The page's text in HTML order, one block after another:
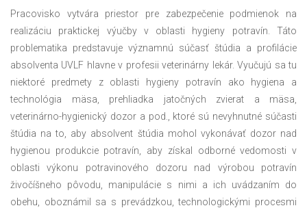
Pracovisko vytvára priestor pre zabezpečenie podmienok na
realizáciu praktickej výučby v oblasti hygieny potravín. Táto
problematika predstavuje významnú súčasť štúdia a profilácie
absolventa UVLF hlavne v profesii veterinárny lekár. Vyučujú sa tu
niektoré predmety z oblasti hygieny potravín ako hygiena a
technológia mäsa, prehliadka jatočných zvierat a mäsa,
veterinárno-hygienický dozor a pod., ktoré sú nevyhnutné súčasti
štúdia na to, aby absolvent štúdia mohol vykonávať dozor nad
hygienou produkcie potravín, aby získal odborné vedomosti v
oblasti výkonu potravinového dozoru nad výrobou potravín
živočíšneho pôvodu, manipulácie s nimi a ich uvádzaním do
obehu, oboznámil sa s prevádzkou, technologickými procesmi